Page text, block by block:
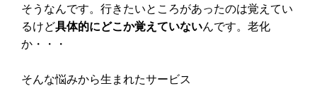
そうなんです。行きたいところがあったのは覚えてい
るけど具体的にどこか覚えていないんです。老化
か・・・
そんな悩みから生まれたサービス